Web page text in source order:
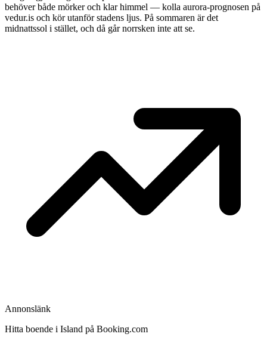
behöver både mörker och klar himmel — kolla aurora-prognosen på
vedur.is och kör utanför stadens ljus. På sommaren är det
midnattssol i stället, och då går norrsken inte att se.
Annonslänk
Hitta boende i Island på Booking.com